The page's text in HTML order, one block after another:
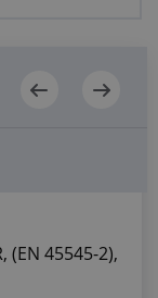
(EN 45545-2),